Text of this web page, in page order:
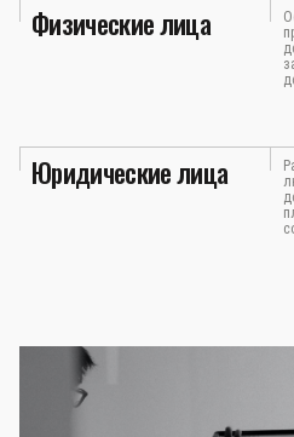
Физические лица
Юридические лица